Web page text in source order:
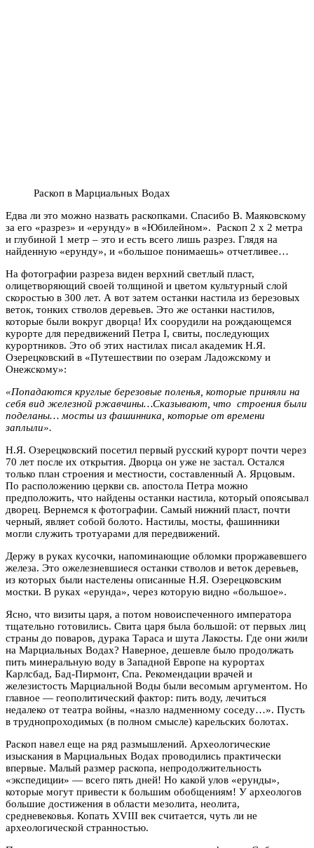
Раскоп в Марциальных Водах
Едва ли это можно назвать раскопками. Спасибо В. Маяковскому
за его «разрез» и «ерунду» в «Юбилейном». Раскоп 2 х 2 метра
и глубиной 1 метр – это и есть всего лишь разрез. Глядя на
найденную «ерунду», и «большое понимаешь» отчетливее…
На фотографии разреза виден верхний светлый пласт,
олицетворяющий своей толщиной и цветом культурный слой
скоростью в 300 лет. А вот затем останки настила из березовых
веток, тонких стволов деревьев. Это же останки настилов,
которые были вокруг дворца! Их соорудили на рождающемся
курорте для передвижений Петра I, свиты, последующих
курортников. Это об этих настилах писал академик Н.Я.
Озерецковский в «Путешествии по озерам Ладожскому и
Онежскому»:
«Попадаются круглые березовые поленья, которые приняли на
себя вид железной ржавчины…Сказывают, что строения были
поделаны… мосты из фашинника, которые от времени
заплыли».
Н.Я. Озерецковский посетил первый русский курорт почти через
70 лет после их открытия. Дворца он уже не застал. Остался
только план строения и местности, составленный А. Ярцовым.
По расположению церкви св. апостола Петра можно
предположить, что найдены останки настила, который опоясывал
дворец. Вернемся к фотографии. Самый нижний пласт, почти
черный, являет собой болото. Настилы, мосты, фашинники
могли служить тротуарами для передвижений.
Держу в руках кусочки, напоминающие обломки проржавевшего
железа. Это ожелезневшиеся останки стволов и веток деревьев,
из которых были настелены описанные Н.Я. Озерецковским
мостки. В руках «ерунда», через которую видно «большое».
Ясно, что визиты царя, а потом новоиспеченного императора
тщательно готовились. Свита царя была большой: от первых лиц
страны до поваров, дурака Тараса и шута Лакосты. Где они жили
на Марциальных Водах? Наверное, дешевле было продолжать
пить минеральную воду в Западной Европе на курортах
Карлсбад, Бад-Пирмонт, Спа. Рекомендации врачей и
железистость Марциальной Воды были весомым аргументом. Но
главное — геополитический фактор: пить воду, лечиться
недалеко от театра войны, «назло надменному соседу…». Пусть
в труднопроходимых (в полном смысле) карельских болотах.
Раскоп навел еще на ряд размышлений. Археологические
изыскания в Марциальных Водах проводились практически
впервые. Малый размер раскопа, непродолжительность
«экспедиции» — всего пять дней! Но какой улов «ерунды»,
которые могут привести к большим обобщениям! У археологов
большие достижения в области мезолита, неолита,
средневековья. Копать XVIII век считается, чуть ли не
археологической странностью.